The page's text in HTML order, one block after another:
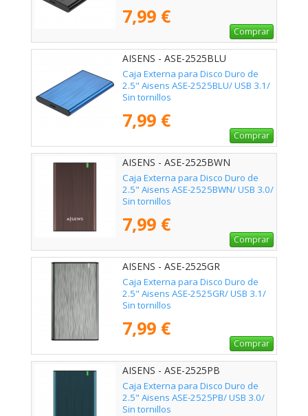
7,99 €
Comprar
AISENS - ASE-2525BLU
Caja Externa para Disco Duro de
2.5" Aisens ASE-2525BLU/ USB 3.1/
Sin tornillos
7,99 €
Comprar
AISENS - ASE-2525BWN
Caja Externa para Disco Duro de
2.5" Aisens ASE-2525BWN/ USB 3.0/
Sin tornillos
7,99 €
Comprar
AISENS - ASE-2525GR
Caja Externa para Disco Duro de
2.5" Aisens ASE-2525GR/ USB 3.1/
Sin tornillos
7,99 €
Comprar
AISENS - ASE-2525PB
Caja Externa para Disco Duro de
2.5" Aisens ASE-2525PB/ USB 3.0/
Sin tornillos